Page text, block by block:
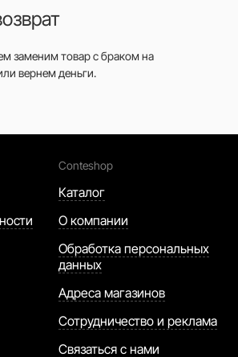
заменим товар с браком на
вернем деньги.
Conteshop
Каталог
О компании
Обработка персональных
данных
Адреса магазинов
Сотрудничество и реклама
Связаться с нами